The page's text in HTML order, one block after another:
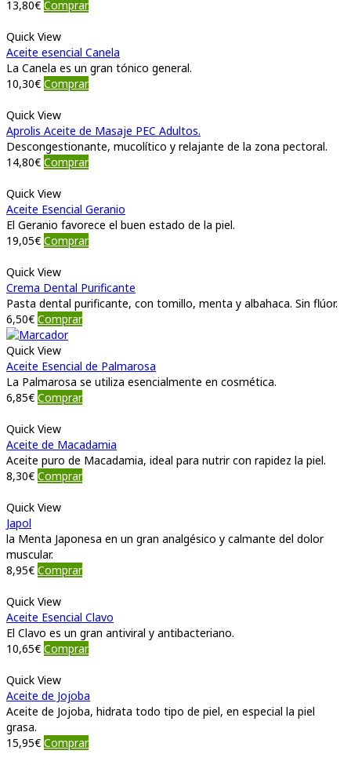
13,80€ Comprar
Quick View
Aceite esencial Canela
La Canela es un gran tónico general.
10,30€ Comprar
Quick View
Aprolis Aceite de Masaje PEC Adultos.
Descongestionante, mucolítico y relajante de la zona pectoral.
14,80€ Comprar
Quick View
Aceite Esencial Geranio
El Geranio favorece el buen estado de la piel.
19,05€ Comprar
Quick View
Crema Dental Purificante
Pasta dental purificante, con tomillo, menta y albahaca. Sin flúor.
6,50€ Comprar
Quick View
Aceite Esencial de Palmarosa
La Palmarosa se utiliza esencialmente en cosmética.
6,85€ Comprar
Quick View
Aceite de Macadamia
Aceite puro de Macadamia, ideal para nutrir con rapidez la piel.
8,30€ Comprar
Quick View
Japol
la Menta Japonesa en un gran analgésico y calmante del dolor
muscular.
8,95€ Comprar
Quick View
Aceite Esencial Clavo
El Clavo es un gran antiviral y antibacteriano.
10,65€ Comprar
Quick View
Aceite de Jojoba
Aceite de Jojoba, hidrata todo tipo de piel, en especial la piel
grasa.
15,95€ Comprar